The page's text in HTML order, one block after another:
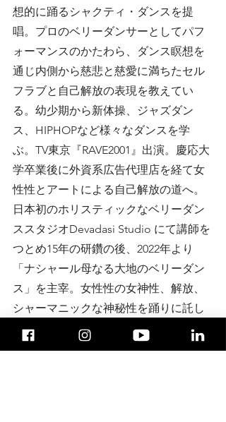
想的に踊るシャクティ・ダンスを提
唱。プロのベリーダンサーとしてパフ
ォーマンスのかたわら、ダンス瞑想を
通じ内側から慈悲と慈愛に満ちたセル
フラブと自己解放の表現を教えてい
る。幼少期から新体操、ジャズダン
ス、HIPHOPなど様々なダンスを学
ぶ。TV東京『RAVE2001』出演。慶応大
学卒業後に外資系広告代理店を経て女
性性とアートによる自己解放の道へ。
日本初のホリスティックなベリーダン
ススタジオDevadasi Studio にて講師を
つとめ15年の研鑽の後、2022年より
「ナシャール母なる大地のベリーダン
ス」を主宰。女性性の女神性、解放、
シャーマニックな神秘性を踊りに託し
舞う。